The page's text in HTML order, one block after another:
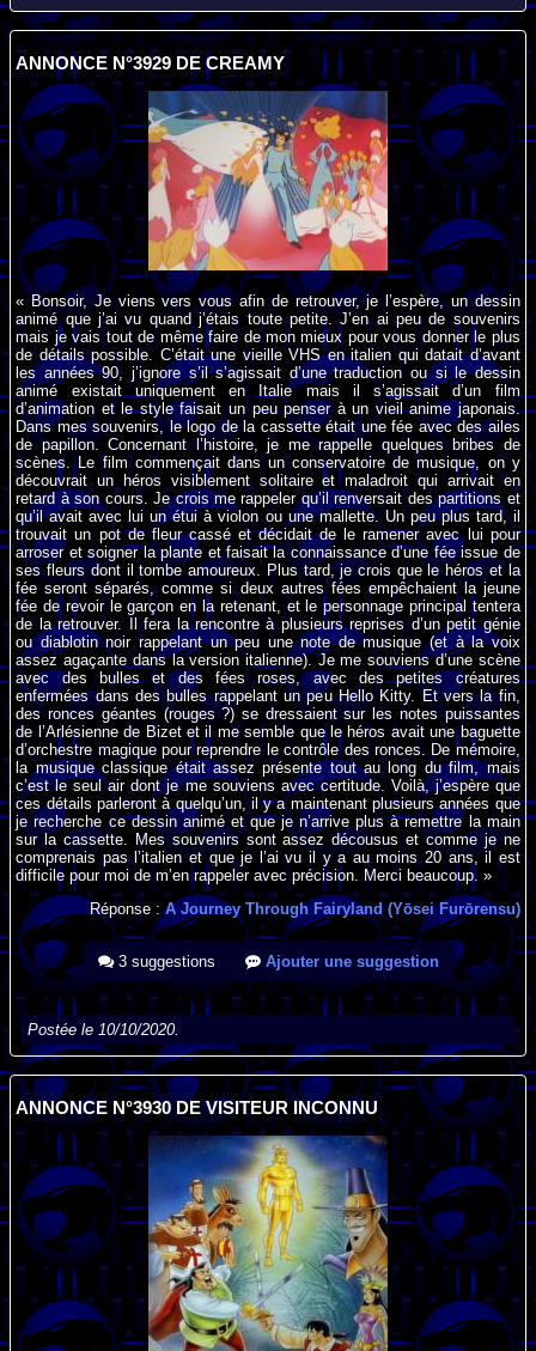
ANNONCE N°3929 DE CREAMY
« Bonsoir, Je viens vers vous afin de retrouver, je l’espère, un dessin
animé que j’ai vu quand j’étais toute petite. J’en ai peu de souvenirs
mais je vais tout de même faire de mon mieux pour vous donner le plus
de détails possible. C’était une vieille VHS en italien qui datait d’avant
les années 90, j’ignore s’il s’agissait d’une traduction ou si le dessin
animé existait uniquement en Italie mais il s’agissait d’un film
d’animation et le style faisait un peu penser à un vieil anime japonais.
Dans mes souvenirs, le logo de la cassette était une fée avec des ailes
de papillon. Concernant l’histoire, je me rappelle quelques bribes de
scènes. Le film commençait dans un conservatoire de musique, on y
découvrait un héros visiblement solitaire et maladroit qui arrivait en
retard à son cours. Je crois me rappeler qu’il renversait des partitions et
qu’il avait avec lui un étui à violon ou une mallette. Un peu plus tard, il
trouvait un pot de fleur cassé et décidait de le ramener avec lui pour
arroser et soigner la plante et faisait la connaissance d’une fée issue de
ses fleurs dont il tombe amoureux. Plus tard, je crois que le héros et la
fée seront séparés, comme si deux autres fées empêchaient la jeune
fée de revoir le garçon en la retenant, et le personnage principal tentera
de la retrouver. Il fera la rencontre à plusieurs reprises d’un petit génie
ou diablotin noir rappelant un peu une note de musique (et à la voix
assez agaçante dans la version italienne). Je me souviens d’une scène
avec des bulles et des fées roses, avec des petites créatures
enfermées dans des bulles rappelant un peu Hello Kitty. Et vers la fin,
des ronces géantes (rouges ?) se dressaient sur les notes puissantes
de l’Arlésienne de Bizet et il me semble que le héros avait une baguette
d’orchestre magique pour reprendre le contrôle des ronces. De mémoire,
la musique classique était assez présente tout au long du film, mais
c’est le seul air dont je me souviens avec certitude. Voilà, j’espère que
ces détails parleront à quelqu’un, il y a maintenant plusieurs années que
je recherche ce dessin animé et que je n’arrive plus à remettre la main
sur la cassette. Mes souvenirs sont assez décousus et comme je ne
comprenais pas l’italien et que je l’ai vu il y a au moins 20 ans, il est
difficile pour moi de m’en rappeler avec précision. Merci beaucoup. »
Réponse :A Journey Through Fairyland (Yōsei Furōrensu)
3 suggestions Ajouter une suggestion
Postée le 10/10/2020.
ANNONCE N°3930 DE VISITEUR INCONNU